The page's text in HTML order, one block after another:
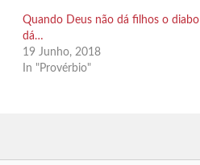
Quando Deus não dá filhos o diabo
dá…
19 Junho, 2018
In "Provérbio"